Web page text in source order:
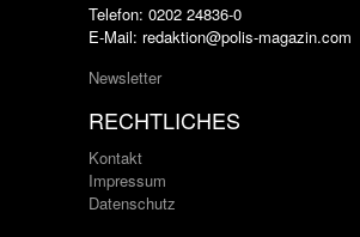
Telefon: 0202 24836-0
E-Mail: redaktion@polis-magazin.com
Newsletter
RECHTLICHES
Kontakt
Impressum
Datenschutz